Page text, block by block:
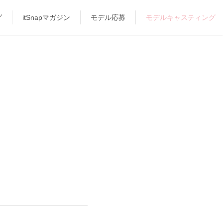
itSnapマガジン モデル応募 モデルキャスティング